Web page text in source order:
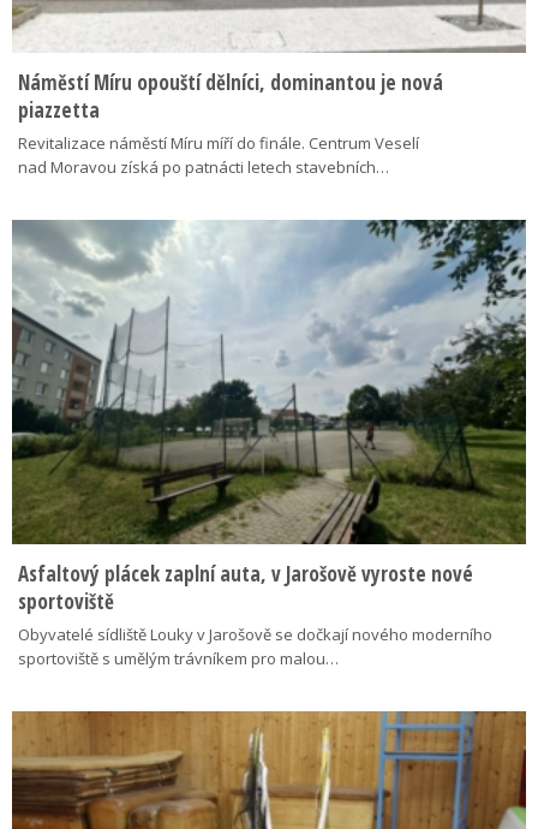
Náměstí Míru opouští dělníci, dominantou je nová
piazzetta
Revitalizace náměstí Míru míří do finále. Centrum Veselí
nad Moravou získá po patnácti letech stavebních…
Asfaltový plácek zaplní auta, v Jarošově vyroste nové
sportoviště
Obyvatelé sídliště Louky v Jarošově se dočkají nového moderního
sportoviště s umělým trávníkem pro malou…